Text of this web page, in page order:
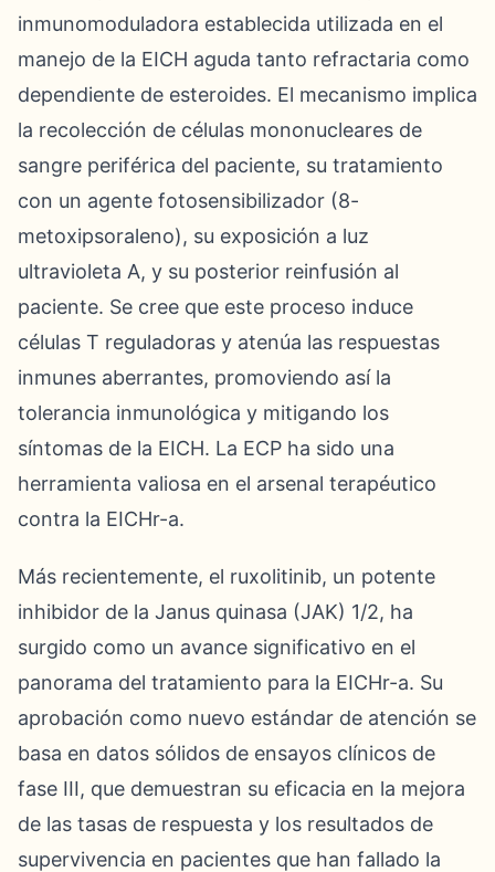
inmunomoduladora establecida utilizada en el
manejo de la EICH aguda tanto refractaria como
dependiente de esteroides. El mecanismo implica
la recolección de células mononucleares de
sangre periférica del paciente, su tratamiento
con un agente fotosensibilizador (8-
metoxipsoraleno), su exposición a luz
ultravioleta A, y su posterior reinfusión al
paciente. Se cree que este proceso induce
células T reguladoras y atenúa las respuestas
inmunes aberrantes, promoviendo así la
tolerancia inmunológica y mitigando los
síntomas de la EICH. La ECP ha sido una
herramienta valiosa en el arsenal terapéutico
contra la EICHr-a.
Más recientemente, el ruxolitinib, un potente
inhibidor de la Janus quinasa (JAK) 1/2, ha
surgido como un avance significativo en el
panorama del tratamiento para la EICHr-a. Su
aprobación como nuevo estándar de atención se
basa en datos sólidos de ensayos clínicos de
fase III, que demuestran su eficacia en la mejora
de las tasas de respuesta y los resultados de
supervivencia en pacientes que han fallado la